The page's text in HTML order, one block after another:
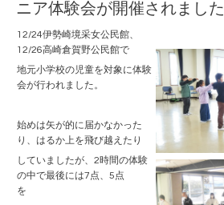
ニア体験会が開催されました
12/24伊勢崎境采女公民館、
12/26高崎倉賀野公民館で
地元小学校の児童を対象に体験
会が行われました。
始めは矢が的に届かなかった
り、はるか上を飛び越えたり
していましたが、2時間の体験
の中で最後には7点、5点
を